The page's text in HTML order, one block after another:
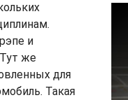
и
же
для
Такая